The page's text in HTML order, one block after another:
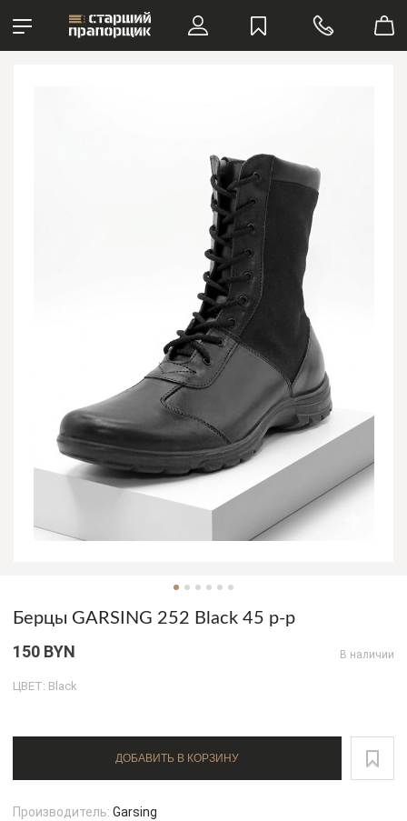
Берцы GARSING 252 Black 45 р-р
150 BYN В наличии
ЦВЕТ: Black
ДОБАВИТЬ В КОРЗИНУ
Производитель: Garsing